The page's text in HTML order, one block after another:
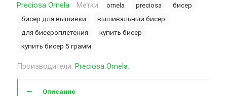
Preciosa Ornela
Метки: ornela preciosa
бисер
бисер для вышивки
вышивальный бисер
для бисероплетения
купить бисер
купить бисер 5 грамм
Производители: Preciosa Ornela.
Описание